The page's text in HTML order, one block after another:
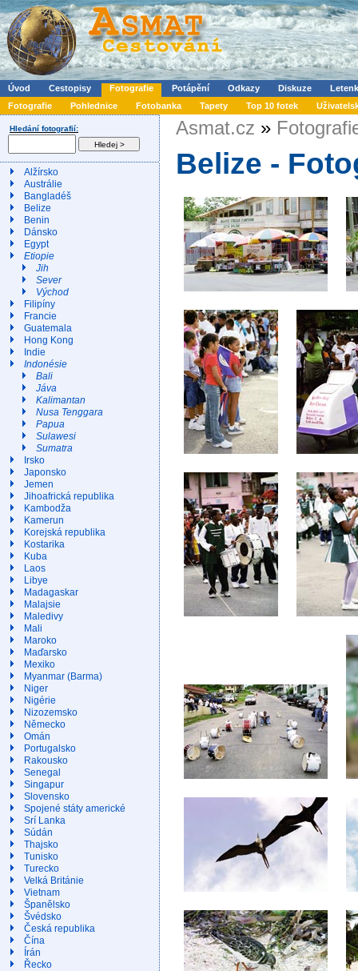
Úvod Cestopisy Fotografie Potápění Odkazy Diskuze
Fotografie
Pohlednice Fotobanka Tapety Top 10 fotek
Hledání fotografií:
Alžírsko
Austrálie
Bangladéš
Belize
Benin
Dánsko
Egypt
Etiopie
Jih
Sever
Východ
Filipíny
Francie
Guatemala
Hong Kong
Indie
Indonésie
Bali
Jáva
Kalimantan
Nusa Tenggara
Papua
Sulawesi
Sumatra
Irsko
Japonsko
Jemen
Jihoafrická republika
Kambodža
Kamerun
Korejská republika
Kostarika
Kuba
Laos
Libye
Madagaskar
Malajsie
Maledivy
Mali
Maroko
Maďarsko
Mexiko
Myanmar (Barma)
Niger
Nigérie
Nizozemsko
Německo
Omán
Portugalsko
Rakousko
Senegal
Singapur
Slovensko
Spojené státy americké
Srí Lanka
Súdán
Thajsko
Tunisko
Turecko
Velká Británie
Vietnam
Španělsko
Švédsko
Česká republika
Čína
Írán
Řecko
Asmat.cz »
Belize -